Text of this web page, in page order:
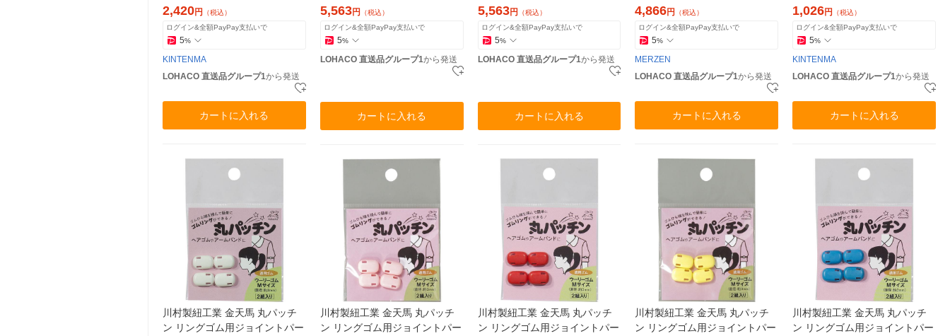
2,420円
（税込）
ログイン&全額PayPay支払いで
5%
KINTENMA
LOHACO 直送品グループ1から発送
カートに入れる
巻)（直送品）
5,563円
（税込）
ログイン&全額PayPay支払いで
5%
LOHACO 直送品グループ1から発送
カートに入れる
5,563円
（税込）
ログイン&全額PayPay支払いで
5%
LOHACO 直送品グループ1から発送
カートに入れる
ック)（直送品）
4,866円
（税込）
ログイン&全額PayPay支払いで
5%
MERZEN
LOHACO 直送品グループ1から発送
カートに入れる
ト(5枚)（直送品）
1,026円
（税込）
ログイン&全額PayPay支払いで
5%
KINTENMA
LOHACO 直送品グループ1から発送
カートに入れる
川村製紐工業 金天馬 丸パッチ
ン リングゴム用ジョイントパー
川村製紐工業 金天馬 丸パッチ
ン リングゴム用ジョイントパー
川村製紐工業 金天馬 丸パッチ
ン リングゴム用ジョイントパー
川村製紐工業 金天馬 丸パッチ
ン リングゴム用ジョイントパー
川村製紐工業 金天馬 丸パッチ
ン リングゴム用ジョイントパー